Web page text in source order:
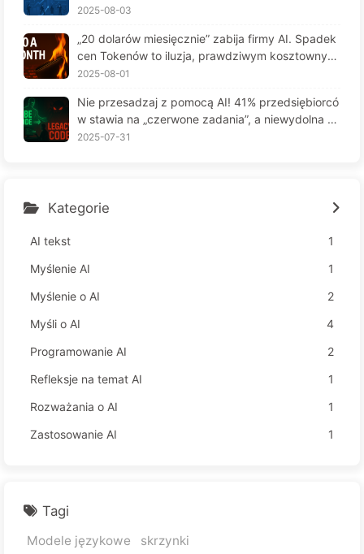
dnik wdrożenia na rok 2025 - Powoli ucz się AI16
2025-08-03
„20 dolarów miesięcznie” zabija firmy AI. Spadek
cen Tokenów to iluzja, prawdziwym kosztownym
jest twoja chciwość — powoli ucz się AI164
2025-08-01
Nie przesadzaj z pomocą AI! 41% przedsiębiorcó
w stawia na „czerwone zadania”, a niewydolna te
chnologia czyni pracowników jeszcze bardziej ni
2025-07-31
Kategorie
AI tekst
1
Myślenie AI
1
Myślenie o AI
2
Myśli o AI
4
Programowanie AI
2
Refleksje na temat AI
1
Rozważania o AI
1
Zastosowanie AI
1
Tagi
Modele językowe
skrzynki